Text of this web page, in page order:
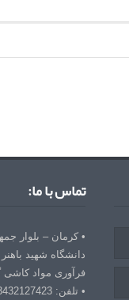
تماس با ما:
• کرمان – بلوار
دانشگاه شهید
فرآوری مواد کاشی
• تلفن: 03432127423